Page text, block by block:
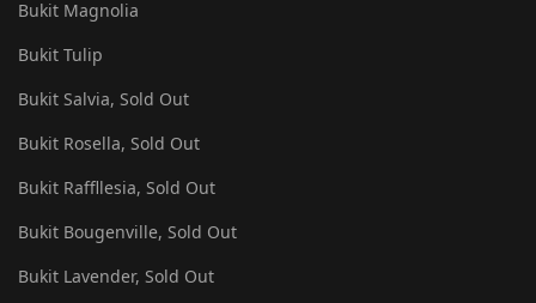
Bukit Magnolia
Bukit Tulip
Bukit Salvia, Sold Out
Bukit Rosella, Sold Out
Bukit Raffllesia, Sold Out
Bukit Bougenville, Sold Out
Bukit Lavender, Sold Out